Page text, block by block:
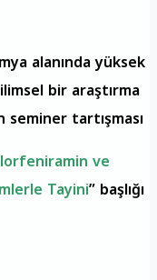
alanında yüksek
bir araştırma
seminer tartışması
ve
Tayini” başlığı